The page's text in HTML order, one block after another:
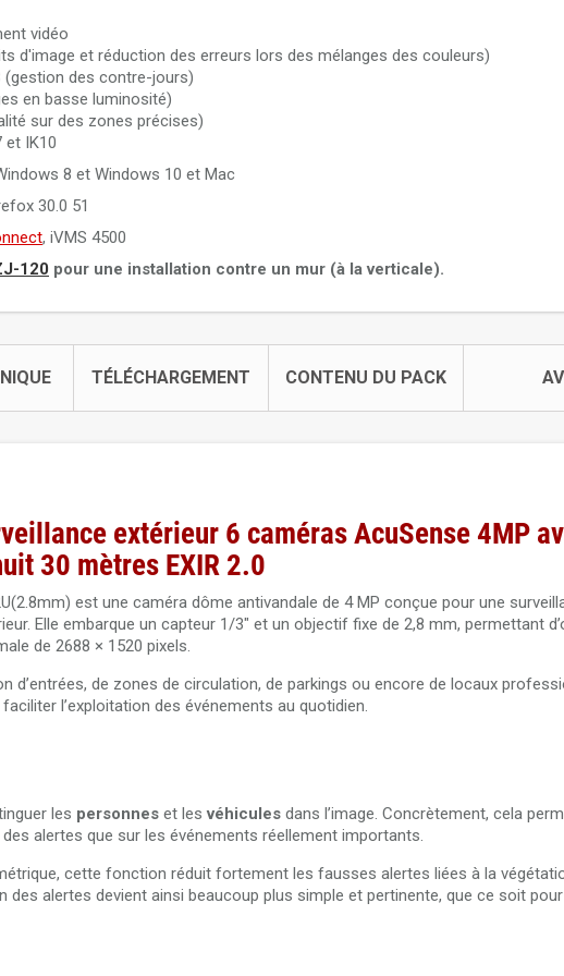
vidéo
d'image et réduction des erreurs lors des mélanges des couleurs)
(gestion des contre-jours)
en basse luminosité)
sur des zones précises)
et IK10
8 et Windows 10 et Mac
30.0 51
, iVMS 4500
120 pour une installation contre un mur (à la verticale).
TÉLÉCHARGEMENT CONTENU DU PACK
extérieur 6 caméras AcuSense 4MP
30 mètres EXIR 2.0
est une caméra dôme antivandale de 4 MP conçue pour une
Elle embarque un capteur 1/3" et un objectif fixe de 2,8 mm, permettant
de 2688 × 1520 pixels.
d’entrées, de zones de circulation, de parkings ou encore de locaux
l’exploitation des événements au quotidien.
les personnes et lesvéhicules dans l’image. Concrètement, cela
alertes que sur les événements réellement importants.
cette fonction réduit fortement les fausses alertes liées à la
des alertes devient ainsi beaucoup plus simple et pertinente, que ce soit